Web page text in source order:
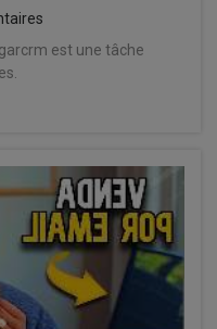
est une tâche